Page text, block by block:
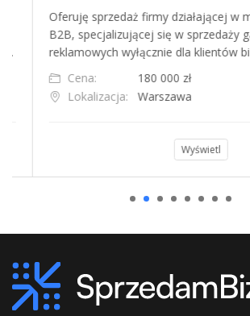
Oferuję sprzedaż firmy działającej w
B2B, specjalizującej się w sprzedaży
reklamowych wyłącznie dla klientów
Cena:
180 000 zł
Lokalizacja:
Warszawa
Wyświetl